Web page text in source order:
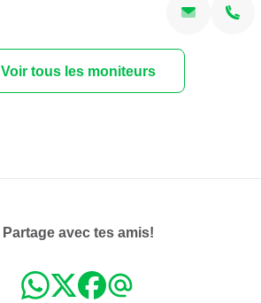
Voir tous les moniteurs
Partage avec tes amis!